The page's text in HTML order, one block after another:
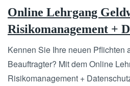
Online Lehrgang
Risikomanagement +
Kennen Sie Ihre neuen Pflichten
Beauftragter? Mit dem Online
Risikomanagement +